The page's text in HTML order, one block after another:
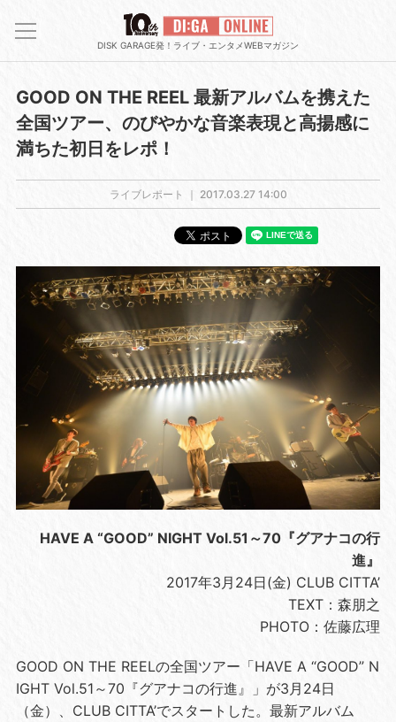
DISK GARAGE発！ライブ・エンタメWEBマガジン
GOOD ON THE REEL 最新アルバムを携えた
全国ツアー、のびやかな音楽表現と高揚感に
満ちた初日をレポ！
ライブレポート ｜ 2017.03.27 14:00
HAVE A “GOOD” NIGHT Vol.51～70『グアナコの行
進』
2017年3月24日(金) CLUB CITTA’
TEXT：森朋之
PHOTO：佐藤広理
GOOD ON THE REELの全国ツアー「HAVE A “GOOD” N
IGHT Vol.51～70『グアナコの行進』」が3月24日
（金）、CLUB CITTA’でスタートした。最新アルバム